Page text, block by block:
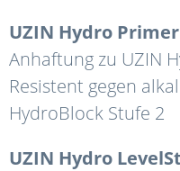
UZIN Hydro
Anhaftung zu UZIN
Resistent gegen
HydroBlock Stufe 2
UZIN Hydro